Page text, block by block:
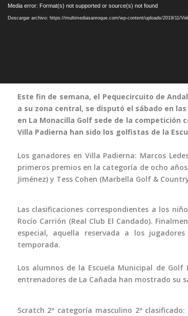
Reproductor
Media error: Format(s) not supported or source(s) not found
Descargar archivo: https://multimediasanroque.com/wp-content/uploads/2019/11/
Este fin de semana, el Pequecircuito de
a su zona central, se disputó el sábado en
en La Monacilla Golf sede de la competición
Villa Padierna han sido los golfistas de la
Los ganadores en Villa Padierna: Marcos
primeros premios en la categoría de ocho
Jiménez) y Tess Cohen (Marbella Golf &
Las clasificaciones correspondientes a los
Rocío Carrión (Real Club El Candado).
especial, aquella reservada a los
temporada.
Los alumnos de la Escuela Municipal de
entrenadores de La Cañada han mostrado
Scratch 2ª categoría masculino 2ª